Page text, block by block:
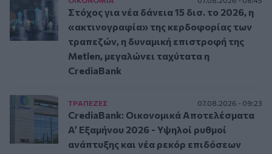
Στόχος για νέα δάνεια 15 δισ. το 2026, η
«ακτινογραφία» της κερδοφορίας των
τραπεζών, η δυναμική επιστροφή της
Metlen, μεγαλώνει ταχύτατα η
CrediaBank
ΤΡAΠΕΖΕΣ 07.08.2026 - 09:23
CrediaBank: Οικονομικά Αποτελέσματα
A’ Εξαμήνου 2026 - Υψηλοί ρυθμοί
ανάπτυξης και νέα ρεκόρ επιδόσεων